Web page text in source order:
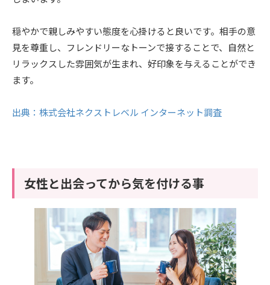
穏やかで親しみやすい態度を心掛けると良いです。相手の意
見を尊重し、フレンドリーなトーンで接することで、自然と
リラックスした雰囲気が生まれ、好印象を与えることができ
ます。
出典：株式会社ネクストレベル インターネット調査
女性と出会ってから気を付ける事